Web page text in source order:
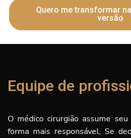
Quero me transformar
versão
Equipe de
O médico cirurgião assume
forma mais responsável, Se